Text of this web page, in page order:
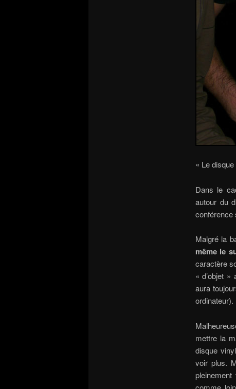
« Le
Dans le
autour du
conférence
Malgré la
même le
caractère
« d’objet »
aura
ordinateur).
mettre la
disque
voir plus.